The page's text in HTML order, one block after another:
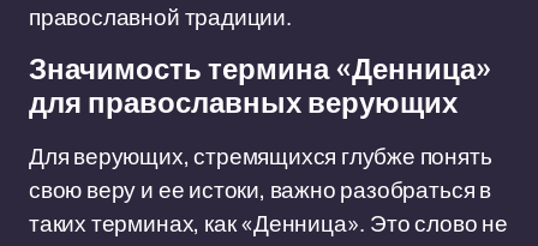
православной традиции.
Значимость термина «Денница»
для православных верующих
Для верующих, стремящихся глубже понять
свою веру и ее истоки, важно разобраться в
таких терминах, как «Денница». Это слово не